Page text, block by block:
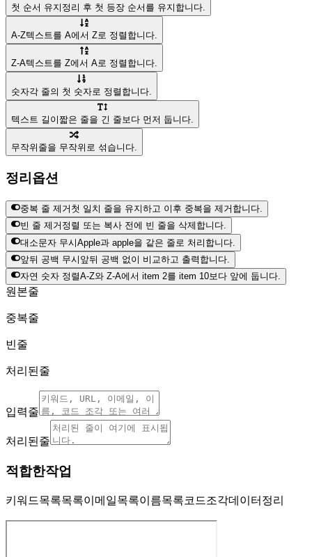
첫 순서 유지 정리 후 첫 등장 순서를 유지합니다.
A-Z텍스트를 A에서 Z로 정렬합니다.
Z-A텍스트를 Z에서 A로 정렬합니다.
숫자각 줄의 첫 숫자로 정렬합니다.
텍스트 길이 짧은 줄을 긴 줄보다 먼저 둡니다.
무작위 줄을 무작위로 섞습니다.
정리 옵션
중복 줄 제거 첫 일치 줄을 유지하고 이후 중복을 제거합니다.
빈 줄 제거 정렬 또는 복사 전에 빈 줄을 삭제합니다.
대소문자 무시Apple과 apple을 같은 줄로 처리합니다.
앞뒤 공백 무시 앞뒤 공백 없이 비교하고 출력합니다.
자연 숫자 정렬A-Z와 Z-A에서 item 2를 item 10보다 앞에 둡니다.
원본 줄
중복 줄
빈 줄
처리된 줄
입력 줄
처리된 줄
적합한 작업
키워드 목록URL 목록이메일 목록이름 목록코드 조각데이터 정리